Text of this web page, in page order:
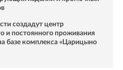
создадут центр
и постоянного проживания
базе комплекса «Царицыно